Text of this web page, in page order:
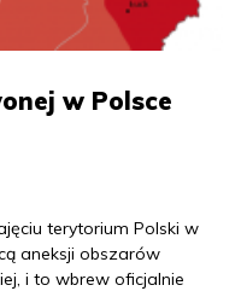
w Polsce
terytorium Polski w
aneksji obszarów
i to wbrew oficjalnie